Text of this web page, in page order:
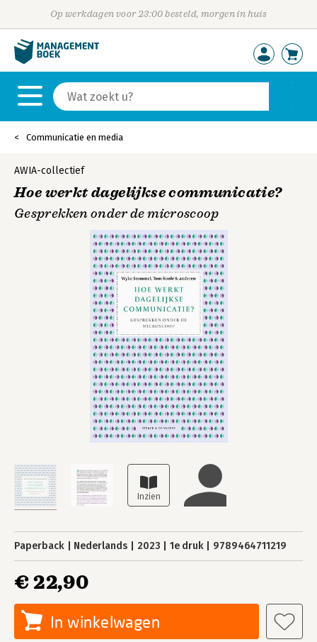
Op werkdagen voor 23:00 besteld, morgen in huis
Communicatie en media
AWIA-collectief
Hoe werkt dagelijkse communicatie?
Gesprekken onder de microscoop
Paperback Nederlands 2023 1e druk 9789464711219
€ 22,90
In winkelwagen